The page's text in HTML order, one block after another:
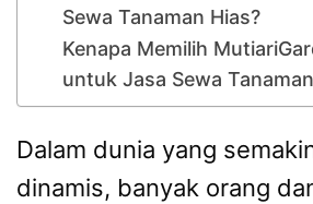
Sewa Tanaman Hias?
Kenapa Memilih
untuk Jasa Sewa
Dalam dunia yang
dinamis, banyak orang